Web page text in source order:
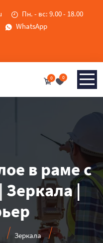
Пн. - вс: 9.00 - 18.00
WhatsApp
0 0
в раме с
Зеркала |
Зеркала